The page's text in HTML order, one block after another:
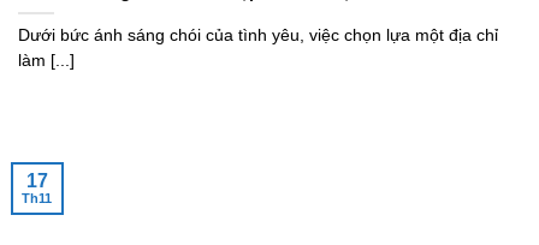
Dưới bức ánh sáng chói của tình yêu, việc chọn lựa một địa chỉ
làm [...]
17
Th11